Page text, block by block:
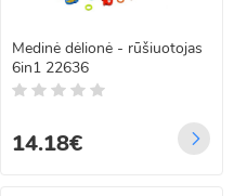
Medinė dėlionė - rūšiuotojas
6in1 22636
14.18€